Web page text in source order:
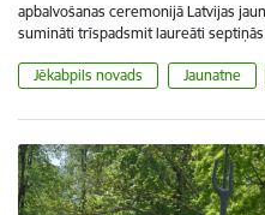
apbalvošanas ceremonijā Latvijas
sumināti trīspadsmit laureāti
Jēkabpils novads Jaunatne